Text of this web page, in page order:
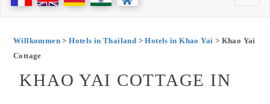
Willkommen>Hotels in Thailand >Hotels in Khao Yai > Khao Yai
Cottage
KHAO YAI COTTAGE IN